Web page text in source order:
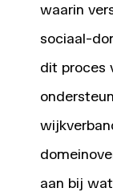
waarin
sociaal-
dit proces
aan bij